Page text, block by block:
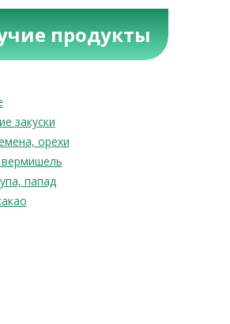
продукты
закуски
орехи
папад